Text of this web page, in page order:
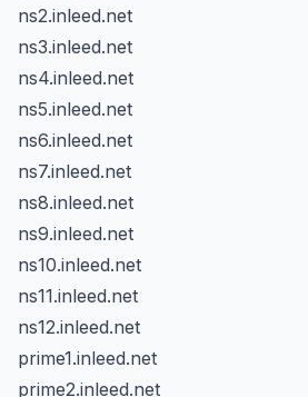
ns2.inleed.net
ns3.inleed.net
ns4.inleed.net
ns5.inleed.net
ns6.inleed.net
ns7.inleed.net
ns8.inleed.net
ns9.inleed.net
ns10.inleed.net
ns11.inleed.net
ns12.inleed.net
prime1.inleed.net
prime2.inleed.net